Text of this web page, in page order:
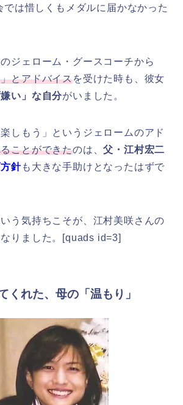
は惜しくもメダルに届かなかった
ジェローム・グースコーチから
とアドバイスを受けた時も、彼女
嫌い」な自分がいました。
しもう」というジェロームのアド
ことができたのは、父・江村宏二
針も大きな手助けとなったはずで
いう気持ちこそが、江村美咲さんの
なりました。[quads id=3]
くれた、母の「温もり」